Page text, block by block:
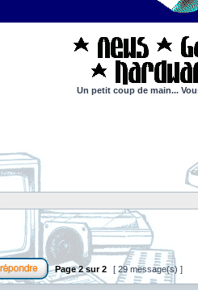
Un petit coup de main...
Page2sur2 [ 29 message(s) ]